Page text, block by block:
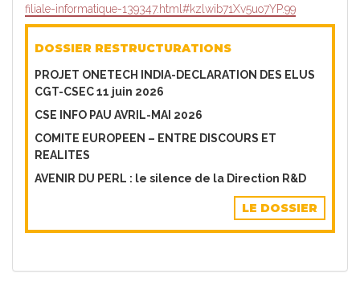
filiale-informatique-139347.html#kzlwib71Xv5uo7YP.99
DOSSIER RESTRUCTURATIONS
PROJET ONETECH INDIA-DECLARATION DES ELUS
CGT-CSEC 11 juin 2026
CSE INFO PAU AVRIL-MAI 2026
COMITE EUROPEEN – ENTRE DISCOURS ET
REALITES
AVENIR DU PERL : le silence de la Direction R&D
LE DOSSIER